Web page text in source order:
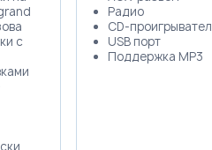
с
Радио
CD-
USB порт
Поддержка MP3